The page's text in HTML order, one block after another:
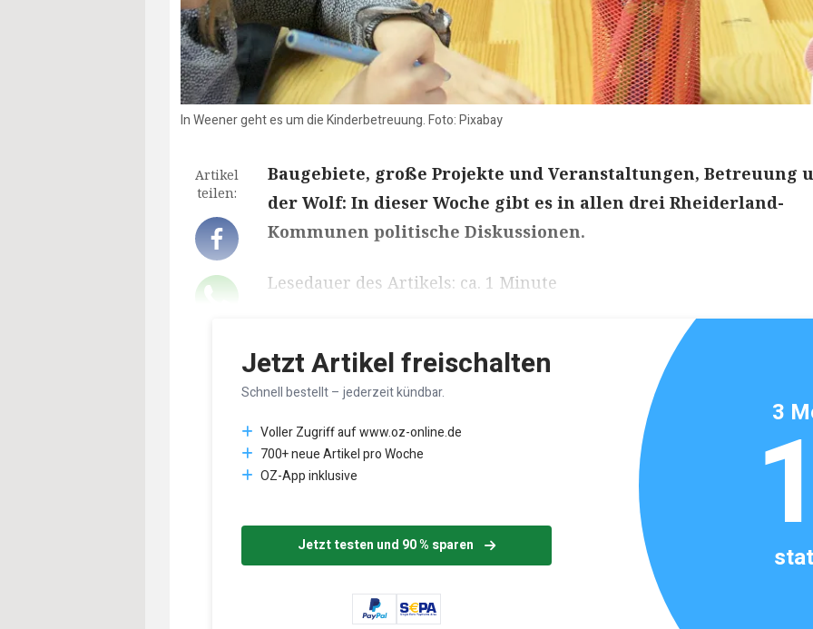
In Weener geht es um die Kinderbetreuung. Foto: Pixabay
Artikel
teilen:
Baugebiete, große Projekte und Veranstaltungen, Betreuung
der Wolf: In dieser Woche gibt es in allen drei Rheiderland-
Kommunen politische Diskussionen.
Lesedauer des Artikels: ca. 1 Minute
Jetzt Artikel freischalten
Schnell bestellt – jederzeit kündbar.
Voller Zugriff auf www.oz-online.de
700+ neue Artikel pro Woche
OZ-App inklusive
Jetzt testen und 90 % sparen
3